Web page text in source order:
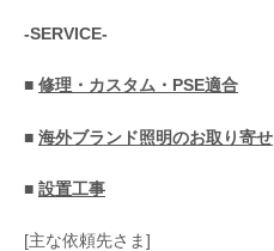
-SERVICE-
■ 修理・カスタム・PSE適合
■ 海外ブランド照明のお取り寄せ
■ 設置工事
[主な依頼先さま]